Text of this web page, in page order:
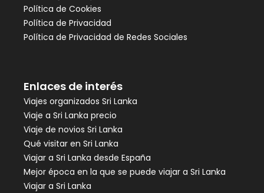
Política de Cookies
Política de Privacidad
Política de Privacidad de Redes Sociales
Enlaces de interés
Viajes organizados Sri Lanka
Viaje a Sri Lanka precio
Viaje de novios Sri Lanka
Qué visitar en Sri Lanka
Viajar a Sri Lanka desde España
Mejor época en la que se puede viajar a Sri Lanka
Viajar a Sri Lanka